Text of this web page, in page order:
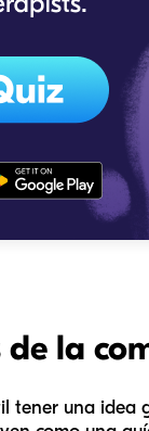
la
tener una